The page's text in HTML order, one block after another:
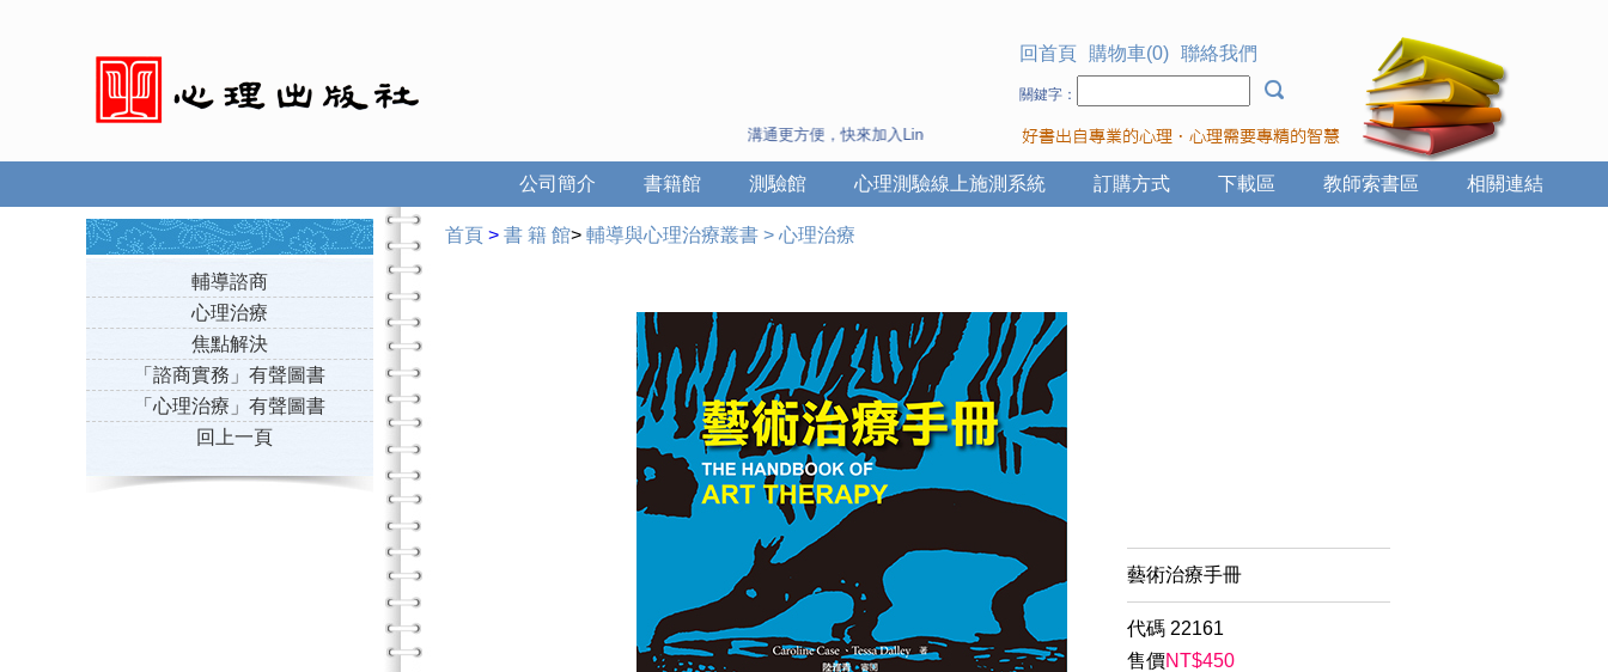
溝通更方便，快來加入Line 與 Wechat ~
回首頁 購物車(0) 聯絡我們
關鍵字：
相關連結
教師索書區
下載區
訂購方式
心理測驗線上施測系統
測驗館
書籍館
公司簡介
輔導諮商
心理治療
焦點解決
「諮商實務」有聲圖書
「心理治療」有聲圖書
回上一頁
首頁 > 書 籍 館> 輔導與心理治療叢書 > 心理治療
藝術治療手冊
代碼 22161
售價NT$450